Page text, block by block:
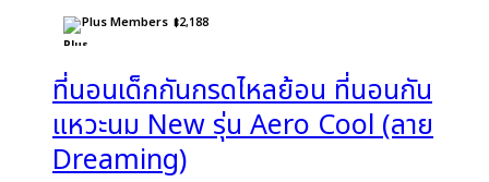
Plus Members ฿2,188
ที่นอนเด็กกันกรดไหลย้อน ที่นอนกัน
แหวะนม New รุ่น Aero Cool (ลาย
Dreaming)